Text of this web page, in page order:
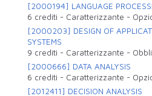
[2000194] LANGUAGE
6 crediti - Caratterizzante -
[2000203] DESIGN OF
SYSTEMS
9 crediti - Caratterizzante -
[2000666] DATA ANALYSIS
6 crediti - Caratterizzante -
[2012411] DECISION ANALYSIS